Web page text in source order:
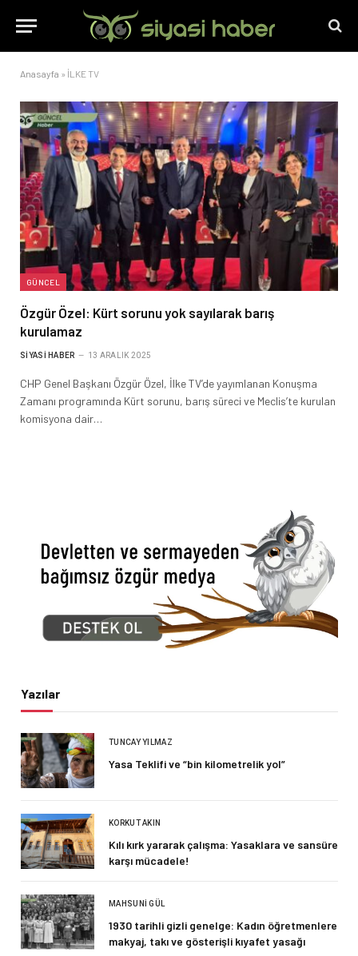
Anasayfa » İLKE TV
GÜNCEL
Özgür Özel: Kürt sorunu yok sayılarak barış
kurulamaz
SIYASI HABER 13 ARALIK 2025
CHP Genel Başkanı Özgür Özel, İlke TV’de yayımlanan Konuşma
Zamanı programında Kürt sorunu, barış süreci ve Meclis’te kurulan
komisyona dair…
Yazılar
TUNCAY YILMAZ
Yasa Teklifi ve “bin kilometrelik yol”
KORKUT AKIN
Kılı kırk yararak çalışma: Yasaklara ve sansüre
karşı mücadele!
MAHSUNI GÜL
1930 tarihli gizli genelge: Kadın öğretmenlere
makyaj, takı ve gösterişli kıyafet yasağı